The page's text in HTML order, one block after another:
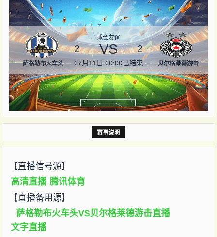
闻
萨格勒布火车头
球会友谊
2 VS 2
07月11日 00:00已结束 贝尔格莱德游击
赛事说明
【直播信号源】
高清直播 腾讯体育
【直播备用源】
萨格勒布火车头VS贝尔格莱德游击直播
文字直播